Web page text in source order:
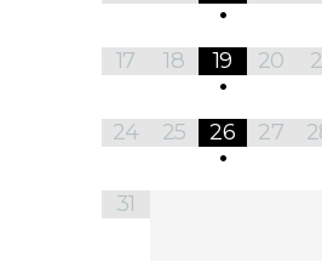
•
17 18
19
•
20
24 25
26
•
27
31